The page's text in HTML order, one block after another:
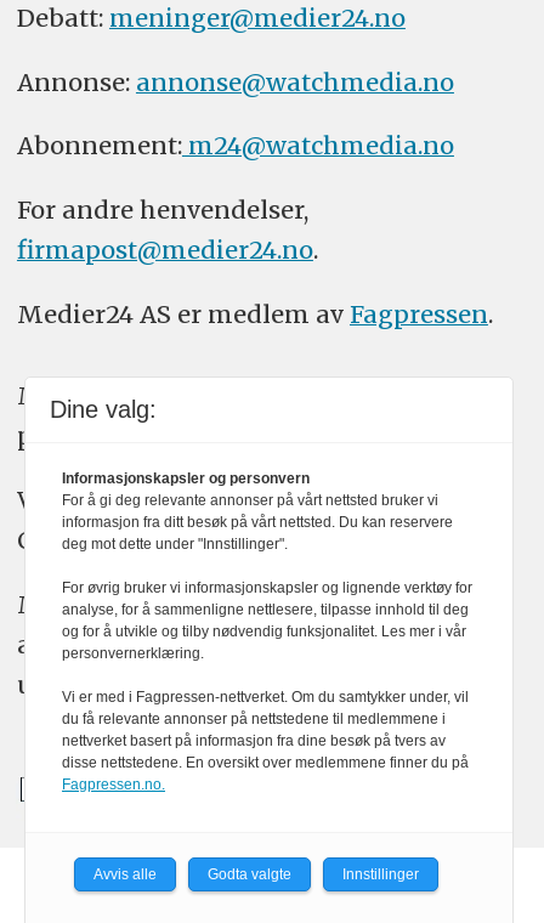
Debatt: meninger@medier24.no
Annonse: annonse@watchmedia.no
Abonnement:m24@watchmedia.no
For andre henvendelser,
firmapost@medier24.no.
Medier24 AS er medlem av Fagpressen.
Medier24 arbeider etter Vær Varsom-
plakatens regler for god presseskikk.
Vi bruker KI-verktøy som ChatGPT,
Claude, og Gemini i journalistikken vår.
Medier24s redaksjon har alltid det fulle
ansvar for publisert innhold, med eller
uten bruk av kunstig intelligens.
Dine valg:
Informasjonskapsler og personvern
For å gi deg relevante annonser på vårt nettsted bruker vi
informasjon fra ditt besøk på vårt nettsted. Du kan reservere
deg mot dette under "Innstillinger".
For øvrig bruker vi informasjonskapsler og lignende verktøy for
analyse, for å sammenligne nettlesere, tilpasse innhold til deg
og for å utvikle og tilby nødvendig funksjonalitet. Les mer i vår
personvernerklæring.
Vi er med i Fagpressen-nettverket. Om du samtykker under, vil
du få relevante annonser på nettstedene til medlemmene i
nettverket basert på informasjon fra dine besøk på tvers av
disse nettstedene. En oversikt over medlemmene finner du på
Fagpressen.no.
Avvis alle Godta valgte Innstillinger